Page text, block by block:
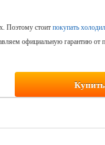
Поэтому стоит покупать
официальную гарантию от
Купить